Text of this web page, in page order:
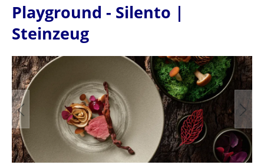
Playground - Silento |
Steinzeug